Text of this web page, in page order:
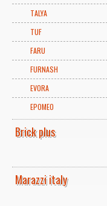
TALYA
TUF
FARU
FURNASH
EVORA
EPOMEO
Brick plus
Marazzi italy